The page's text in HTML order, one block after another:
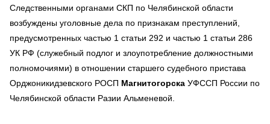
Следственными органами СКП по Челябинской области
возбуждены уголовные дела по признакам преступлений,
предусмотренных частью 1 статьи 292 и частью 1 статьи 286
УК РФ (служебный подлог и злоупотребление должностными
полномочиями) в отношении старшего судебного пристава
Орджоникидзевского РОСП Магнитогорска УФССП России по
Челябинской области Разии Альменевой.